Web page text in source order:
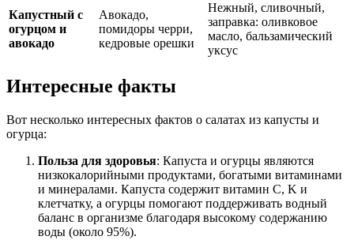
Капустный с
огурцом и
авокадо
Авокадо,
помидоры черри,
кедровые орешки
Нежный, сливочный,
заправка: оливковое
масло, бальзамический
уксус
Интересные факты
Вот несколько интересных фактов о салатах из капусты и
огурца:
Польза для здоровья: Капуста и огурцы являются
низкокалорийными продуктами, богатыми витаминами
и минералами. Капуста содержит витамин C, K и
клетчатку, а огурцы помогают поддерживать водный
баланс в организме благодаря высокому содержанию
воды (около 95%).